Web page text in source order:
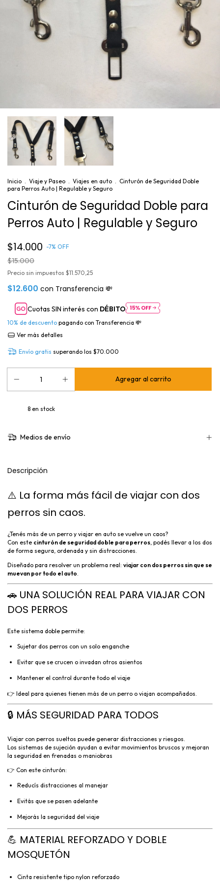
Inicio . Viaje y Paseo . Viajes en auto . Cinturón de Seguridad Doble
para Perros Auto | Regulable y Seguro
Cinturón de Seguridad Doble para
Perros Auto | Regulable y Seguro
$14.000 -7% OFF
$15.000
Precio sin impuestos $11.570,25
$12.600 con Transferencia 💸
Cuotas SIN interés con DÉBITO
10% de descuento pagando con Transferencia 💸
Ver más detalles
Envío gratis superando los $70.000
8en stock
Medios de envío
Descripción
⚠️ La forma más fácil de viajar con dos
perros sin caos.
¿Tenés más de un perro y viajar en auto se vuelve un caos?
Con este cinturón de seguridad doble para perros, podés llevar a los dos
de forma segura, ordenada y sin distracciones.
Diseñado para resolver un problema real: viajar con dos perros sin que se
muevan por todo el auto.
🚗 UNA SOLUCIÓN REAL PARA VIAJAR CON
DOS PERROS
Este sistema doble permite:
Sujetar dos perros con un solo enganche
Evitar que se crucen o invadan otros asientos
Mantener el control durante todo el viaje
👉 Ideal para quienes tienen más de un perro o viajan acompañados.
🔒 MÁS SEGURIDAD PARA TODOS
Viajar con perros sueltos puede generar distracciones y riesgos.
Los sistemas de sujeción ayudan a evitar movimientos bruscos y mejoran
la seguridad en frenadas o maniobras
👉 Con este cinturón:
Reducís distracciones al manejar
Evitás que se pasen adelante
Mejorás la seguridad del viaje
💪 MATERIAL REFORZADO Y DOBLE
MOSQUETÓN
Cinta resistente tipo nylon reforzado